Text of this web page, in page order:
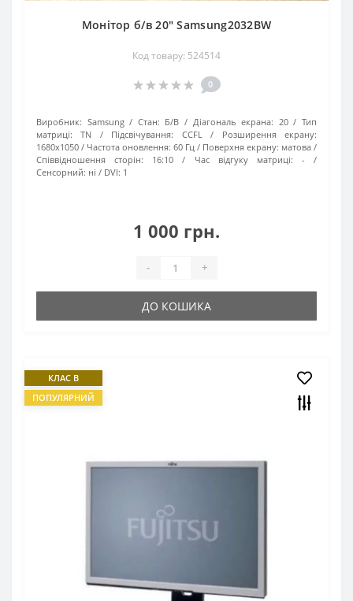
Монітор б/в 20" Samsung2032BW
Код товару: 524514
0
Виробник: Samsung Стан: Б/В Діагональ екрана: 20
Тип
матриці:
TN Підсвічування: CCFL
Розширення екрану:
1680х1050
Частота оновлення: 60 Гц Поверхня екрану: матова
Співвідношення сторін:
16:10 Час відгуку матриці:
-
Сенсорний: ні DVI: 1
1 000 грн.
- +
ДО КОШИКА
КЛАС B
ПОПУЛЯРНИЙ